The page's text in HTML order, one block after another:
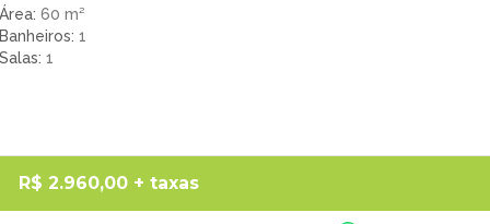
Área 60 m²
Banheiros 1
Salas 1
R$ 2.960,00 + taxas